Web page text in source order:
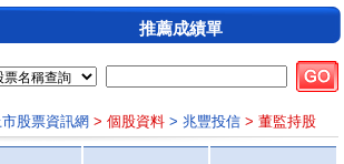
推薦成績單
股票資訊網 > 個股資料 > 兆豐投信 > 董監持股